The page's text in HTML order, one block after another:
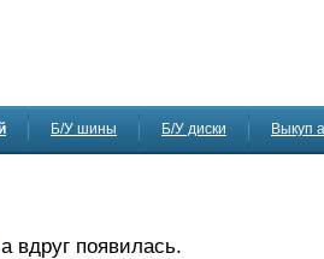
Б/У шины Б/У диски Выкуп
вдруг появилась.